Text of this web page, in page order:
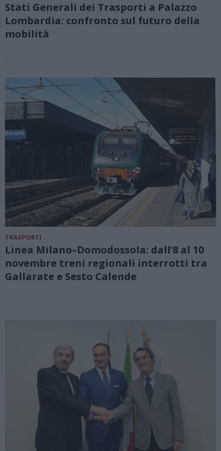
Stati Generali dei Trasporti a Palazzo
Lombardia: confronto sul futuro della
mobilità
TRASPORTI
Linea Milano–Domodossola: dall’8 al 10
novembre treni regionali interrotti tra
Gallarate e Sesto Calende